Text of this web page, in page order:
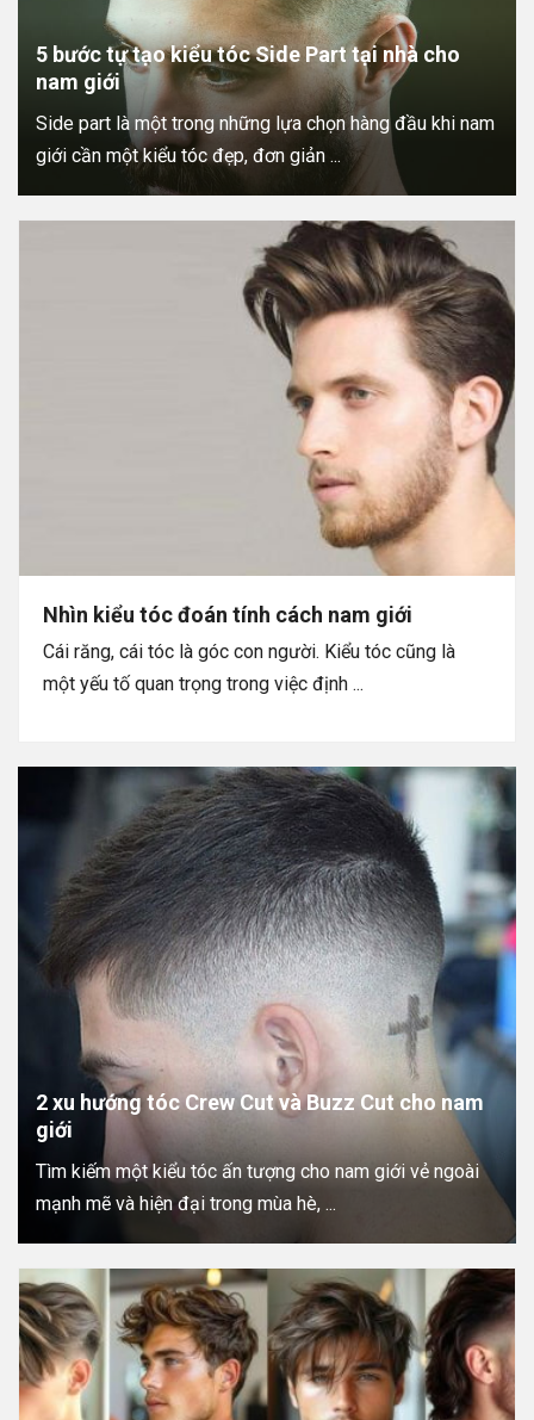
5 bước tự tạo kiểu tóc Side Part tại nhà cho
nam giới
Side part là một trong những lựa chọn hàng đầu khi nam
giới cần một kiểu tóc đẹp, đơn giản ...
Nhìn kiểu tóc đoán tính cách nam giới
Cái răng, cái tóc là góc con người. Kiểu tóc cũng là
một yếu tố quan trọng trong việc định ...
2 xu hướng tóc Crew Cut và Buzz Cut cho nam
giới
Tìm kiếm một kiểu tóc ấn tượng cho nam giới vẻ ngoài
mạnh mẽ và hiện đại trong mùa hè, ...